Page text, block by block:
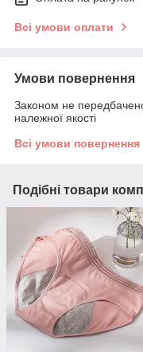
Всі умови оплати
Умови повернення
Законом не
належної якості
Всі умови повернення
Подібні товари